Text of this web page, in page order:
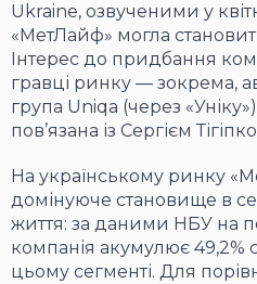
Ukraine, озвученими у
«МетЛайф» могла
Інтерес до придбання
гравці ринку — зокрема,
група Uniqa (через
пов’язана із Сергієм
На українському ринку
домінуюче становище в
життя: за даними НБУ на
компанія акумулює 49,2%
цьому сегменті. Для